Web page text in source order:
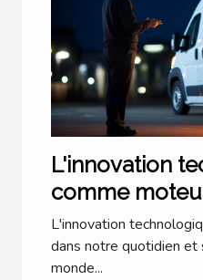
L'innovation
comme
pionnier
L'innovation
dans notre quotidien et
monde...